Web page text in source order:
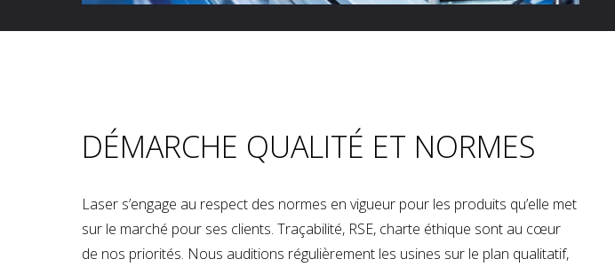
DÉMARCHE QUALITÉ ET NORMES
Laser s’engage au respect des normes en vigueur pour les produits qu’elle met
sur le marché pour ses clients. Traçabilité, RSE, charte éthique sont au cœur
de nos priorités. Nous auditions régulièrement les usines sur le plan qualitatif,